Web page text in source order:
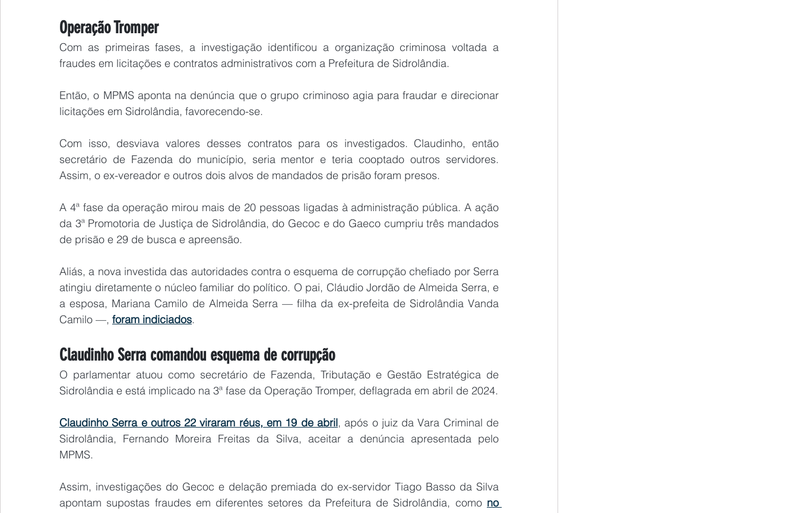
Operação Tromper
Com as primeiras fases, a investigação identificou a organização criminosa voltada a
fraudes em licitações e contratos administrativos com a Prefeitura de Sidrolândia.
Então, o MPMS aponta na denúncia que o grupo criminoso agia para fraudar e direcionar
licitações em Sidrolândia, favorecendo-se.
Com isso, desviava valores desses contratos para os investigados. Claudinho, então
secretário de Fazenda do município, seria mentor e teria cooptado outros servidores.
Assim, o ex-vereador e outros dois alvos de mandados de prisão foram presos.
A 4ª fase da operação mirou mais de 20 pessoas ligadas à administração pública. A ação
da 3ª Promotoria de Justiça de Sidrolândia, do Gecoc e do Gaeco cumpriu três mandados
de prisão e 29 de busca e apreensão.
Aliás, a nova investida das autoridades contra o esquema de corrupção chefiado por Serra
atingiu diretamente o núcleo familiar do político. O pai, Cláudio Jordão de Almeida Serra, e
a esposa, Mariana Camilo de Almeida Serra — filha da ex-prefeita de Sidrolândia Vanda
Camilo —, foram indiciados.
Claudinho Serra comandou esquema de corrupção
O parlamentar atuou como secretário de Fazenda, Tributação e Gestão Estratégica de
Sidrolândia e está implicado na 3ª fase da Operação Tromper, deflagrada em abril de 2024.
Claudinho Serra e outros 22 viraram réus, em 19 de abril, após o juiz da Vara Criminal de
Sidrolândia, Fernando Moreira Freitas da Silva, aceitar a denúncia apresentada pelo
MPMS.
Assim, investigações do Gecoc e delação premiada do ex-servidor Tiago Basso da Silva
apontam supostas fraudes em diferentes setores da Prefeitura de Sidrolândia, como no